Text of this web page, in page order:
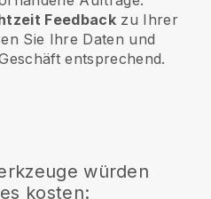
Feedbackzu Ihrer
Sie Ihre Daten und
entsprechend.
würden
kosten: